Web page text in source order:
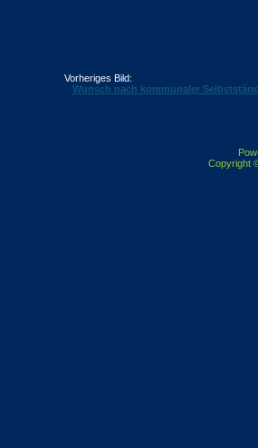
Vorheriges Bild:
Wunsch nach kommunaler
Copyright